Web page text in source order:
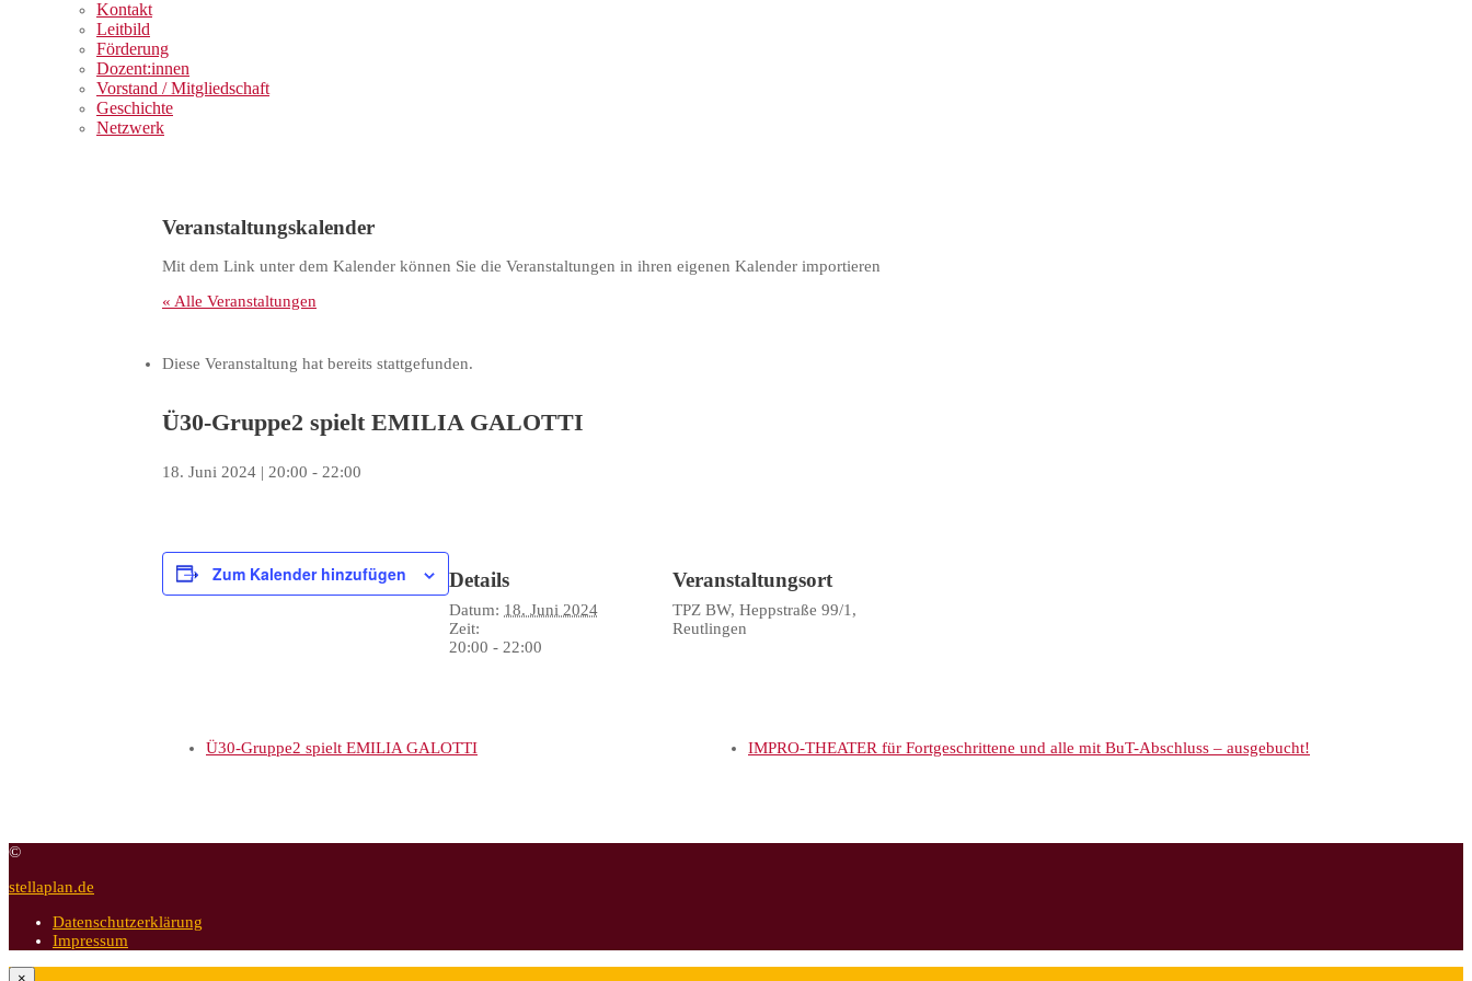
Kontakt
Leitbild
Förderung
Dozent:innen
Vorstand / Mitgliedschaft
Geschichte
Netzwerk
Veranstaltungskalender
Mit dem Link unter dem Kalender können Sie die Veranstaltungen in ihren eigenen Kalender importieren
« Alle Veranstaltungen
Diese Veranstaltung hat bereits stattgefunden.
Ü30-Gruppe2 spielt EMILIA GALOTTI
18. Juni 2024 | 20:00 - 22:00
Zum Kalender hinzufügen Details
Datum: 18. Juni 2024
Zeit:
20:00 - 22:00
Veranstaltungsort
TPZ BW, Heppstraße 99/1,
Reutlingen
Ü30-Gruppe2 spielt EMILIA GALOTTI IMPRO-THEATER für Fortgeschrittene und alle mit BuT-Abschluss – ausgebucht!
©
stellaplan.de
Datenschutzerklärung
Impressum